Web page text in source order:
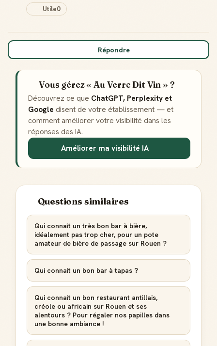
Utile0
Répondre
Vous gérez « Au Verre Dit Vin » ?
Découvrez ce que ChatGPT, Perplexity et
Google disent de votre établissement — et
comment améliorer votre visibilité dans les
réponses des IA.
Améliorer ma visibilité IA
Questions similaires
Qui connaît un très bon bar à bière,
idéalement pas trop cher, pour un pote
amateur de bière de passage sur Rouen ?
Qui connaît un bon bar à tapas ?
Qui connaît un bon restaurant antillais,
créole ou africain sur Rouen et ses
alentours ? Pour régaler nos papilles dans
une bonne ambiance !